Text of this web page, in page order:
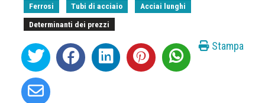
Ferrosi Tubi di acciaio
Acciai lunghi
Determinanti dei prezzi
Stampa